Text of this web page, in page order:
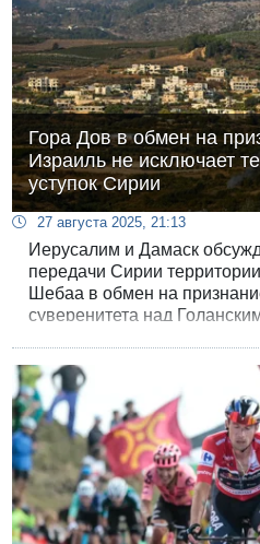
Гора Дов в обмен на
Израиль не исключает
уступок Сирии
27 августа 2025, 21:13
Иерусалим и Дамаск
передачи Сирии
Шебаа в обмен на
суверенитета над